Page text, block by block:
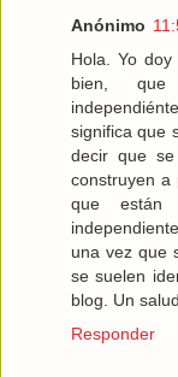
Anónimo
Hola. Yo
bien, que
significa que
decir que
construyen a
que están
una vez que
se suelen
blog. Un
Responder